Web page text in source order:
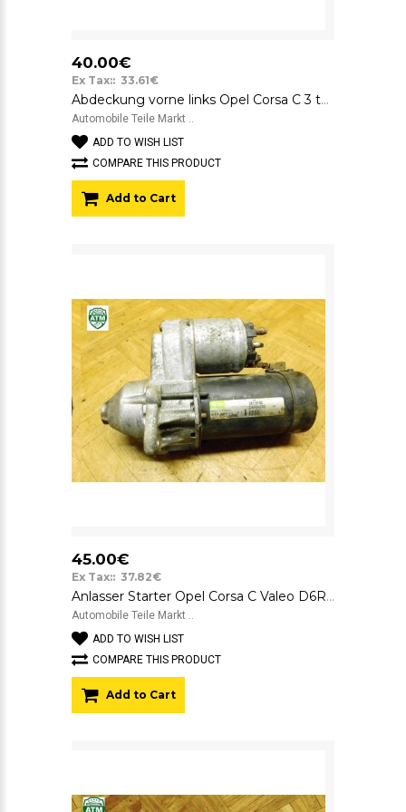
40.00€
Ex Tax:: 33.61€
Abdeckung vorne links Opel Corsa C 3 türig GM 13128739 TRW
Automobile Teile Markt ..
ADD TO WISH LIST
COMPARE THIS PRODUCT
Add to Cart
45.00€
Ex Tax:: 37.82€
Anlasser Starter Opel Corsa C Valeo D6RA293 09115192
Automobile Teile Markt ..
ADD TO WISH LIST
COMPARE THIS PRODUCT
Add to Cart